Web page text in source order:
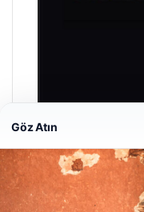
Prenses Night Club
04/29/2026
Göz Atın